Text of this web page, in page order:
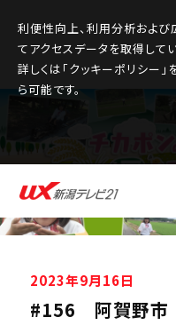
利便性向上、利用分析およ
てアクセスデータを取得してい
詳しくは「クッキーポリシー」
ら可能です。
2023年9月16日
#156 阿賀野市